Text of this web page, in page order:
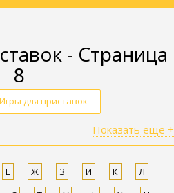
- Страница
8
Игры для приставок
для игровых приставок
Показать еще +
Е Ж З И К
Л